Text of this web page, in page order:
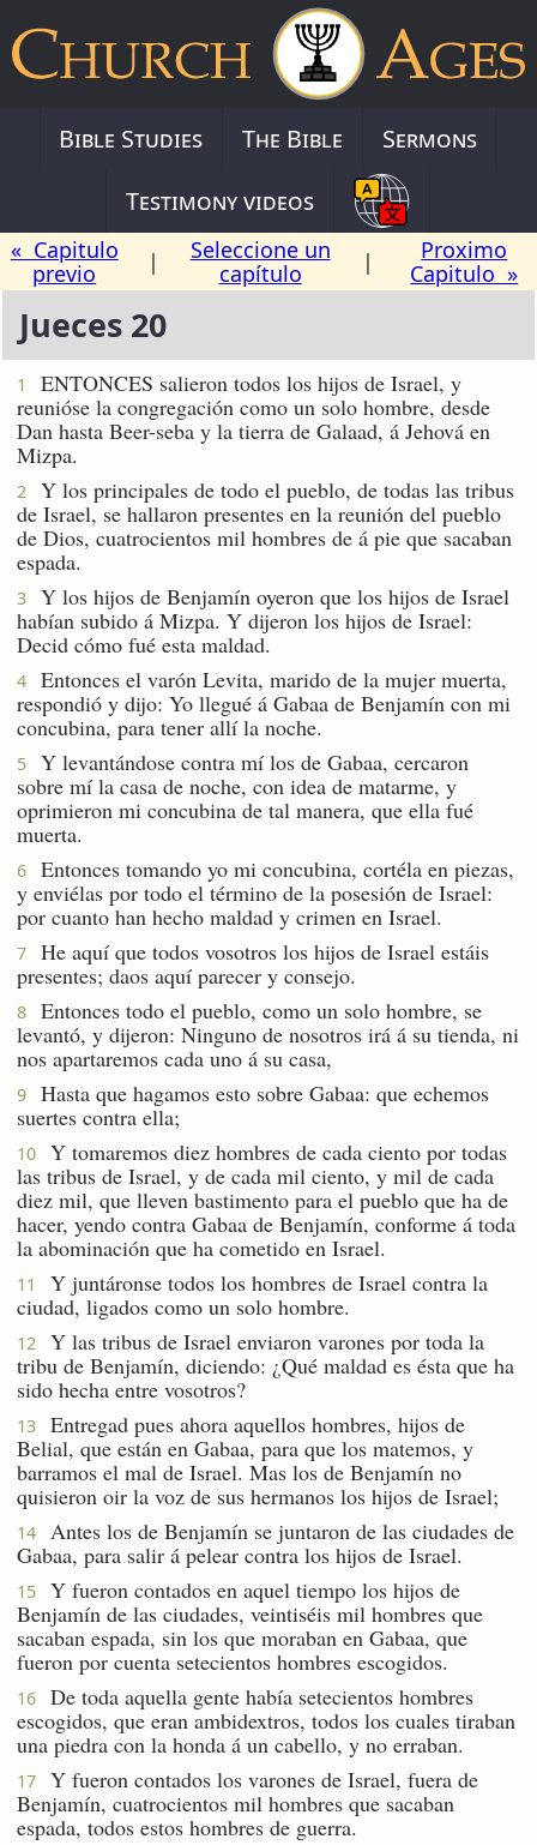
Bible Studies The Bible
Sermons
Testimony videos
« Capitulo
previo
|
Seleccione un
capítulo
|
Proximo
Capitulo »
Jueces 20
1
ENTONCES salieron todos los hijos de Israel, y
reunióse la congregación como un solo hombre, desde
Dan hasta Beer-seba y la tierra de Galaad, á Jehová en
Mizpa.
2
Y los principales de todo el pueblo, de todas las tribus
de Israel, se hallaron presentes en la reunión del pueblo
de Dios, cuatrocientos mil hombres de á pie que sacaban
espada.
3
Y los hijos de Benjamín oyeron que los hijos de Israel
habían subido á Mizpa. Y dijeron los hijos de Israel:
Decid cómo fué esta maldad.
4
Entonces el varón Levita, marido de la mujer muerta,
respondió y dijo: Yo llegué á Gabaa de Benjamín con mi
concubina, para tener allí la noche.
5
Y levantándose contra mí los de Gabaa, cercaron
sobre mí la casa de noche, con idea de matarme, y
oprimieron mi concubina de tal manera, que ella fué
muerta.
6
Entonces tomando yo mi concubina, cortéla en piezas,
y enviélas por todo el término de la posesión de Israel:
por cuanto han hecho maldad y crimen en Israel.
7
He aquí que todos vosotros los hijos de Israel estáis
presentes; daos aquí parecer y consejo.
8
Entonces todo el pueblo, como un solo hombre, se
levantó, y dijeron: Ninguno de nosotros irá á su tienda, ni
nos apartaremos cada uno á su casa,
9
Hasta que hagamos esto sobre Gabaa: que echemos
suertes contra ella;
10
Y tomaremos diez hombres de cada ciento por todas
las tribus de Israel, y de cada mil ciento, y mil de cada
diez mil, que lleven bastimento para el pueblo que ha de
hacer, yendo contra Gabaa de Benjamín, conforme á toda
la abominación que ha cometido en Israel.
11
Y juntáronse todos los hombres de Israel contra la
ciudad, ligados como un solo hombre.
12
Y las tribus de Israel enviaron varones por toda la
tribu de Benjamín, diciendo: ¿Qué maldad es ésta que ha
sido hecha entre vosotros?
13
Entregad pues ahora aquellos hombres, hijos de
Belial, que están en Gabaa, para que los matemos, y
barramos el mal de Israel. Mas los de Benjamín no
quisieron oir la voz de sus hermanos los hijos de Israel;
14
Antes los de Benjamín se juntaron de las ciudades de
Gabaa, para salir á pelear contra los hijos de Israel.
15
Y fueron contados en aquel tiempo los hijos de
Benjamín de las ciudades, veintiséis mil hombres que
sacaban espada, sin los que moraban en Gabaa, que
fueron por cuenta setecientos hombres escogidos.
16
De toda aquella gente había setecientos hombres
escogidos, que eran ambidextros, todos los cuales tiraban
una piedra con la honda á un cabello, y no erraban.
17
Y fueron contados los varones de Israel, fuera de
Benjamín, cuatrocientos mil hombres que sacaban
espada, todos estos hombres de guerra.